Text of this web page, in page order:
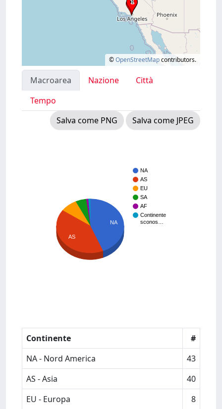
©OpenStreetMapcontributors.
Macroarea Nazione
Città
Tempo
Salva come PNG
Salva come JPEG
NA
AS
EU
SA
AF
Continente
sconos…
NA
AS
Continente
#
NA - Nord America
43
AS - Asia
40
EU - Europa
8